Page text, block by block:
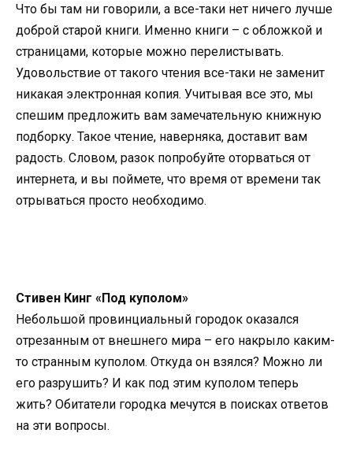
Что бы там ни говорили, а все-таки нет ничего лучше
доброй старой книги. Именно книги – с обложкой и
страницами, которые можно перелистывать.
Удовольствие от такого чтения все-таки не заменит
никакая электронная копия. Учитывая все это, мы
спешим предложить вам замечательную книжную
подборку. Такое чтение, наверняка, доставит вам
радость. Словом, разок попробуйте оторваться от
интернета, и вы поймете, что время от времени так
отрываться просто необходимо.
Стивен Кинг «Под куполом»
Небольшой провинциальный городок оказался
отрезанным от внешнего мира – его накрыло каким-
то странным куполом. Откуда он взялся? Можно ли
его разрушить? И как под этим куполом теперь
жить? Обитатели городка мечутся в поисках ответов
на эти вопросы.